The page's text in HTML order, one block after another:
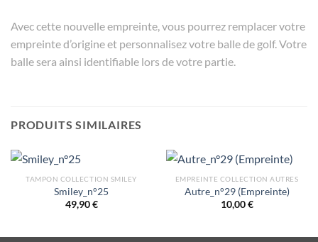
Avec cette nouvelle empreinte, vous pourrez remplacer votre
empreinte d’origine et personnalisez votre balle de golf. Votre
balle sera ainsi identifiable lors de votre partie.
PRODUITS SIMILAIRES
TAMPON COLLECTION SMILEY
Smiley_n°25
49,90€
EMPREINTE COLLECTION AUTRES
Autre_n°29 (Empreinte)
10,00€